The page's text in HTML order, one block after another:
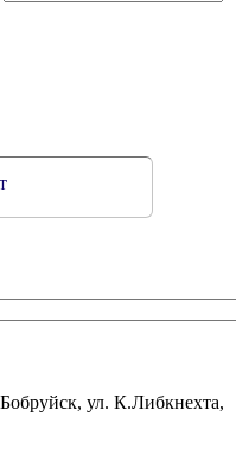
ул. К.Либкнехта,